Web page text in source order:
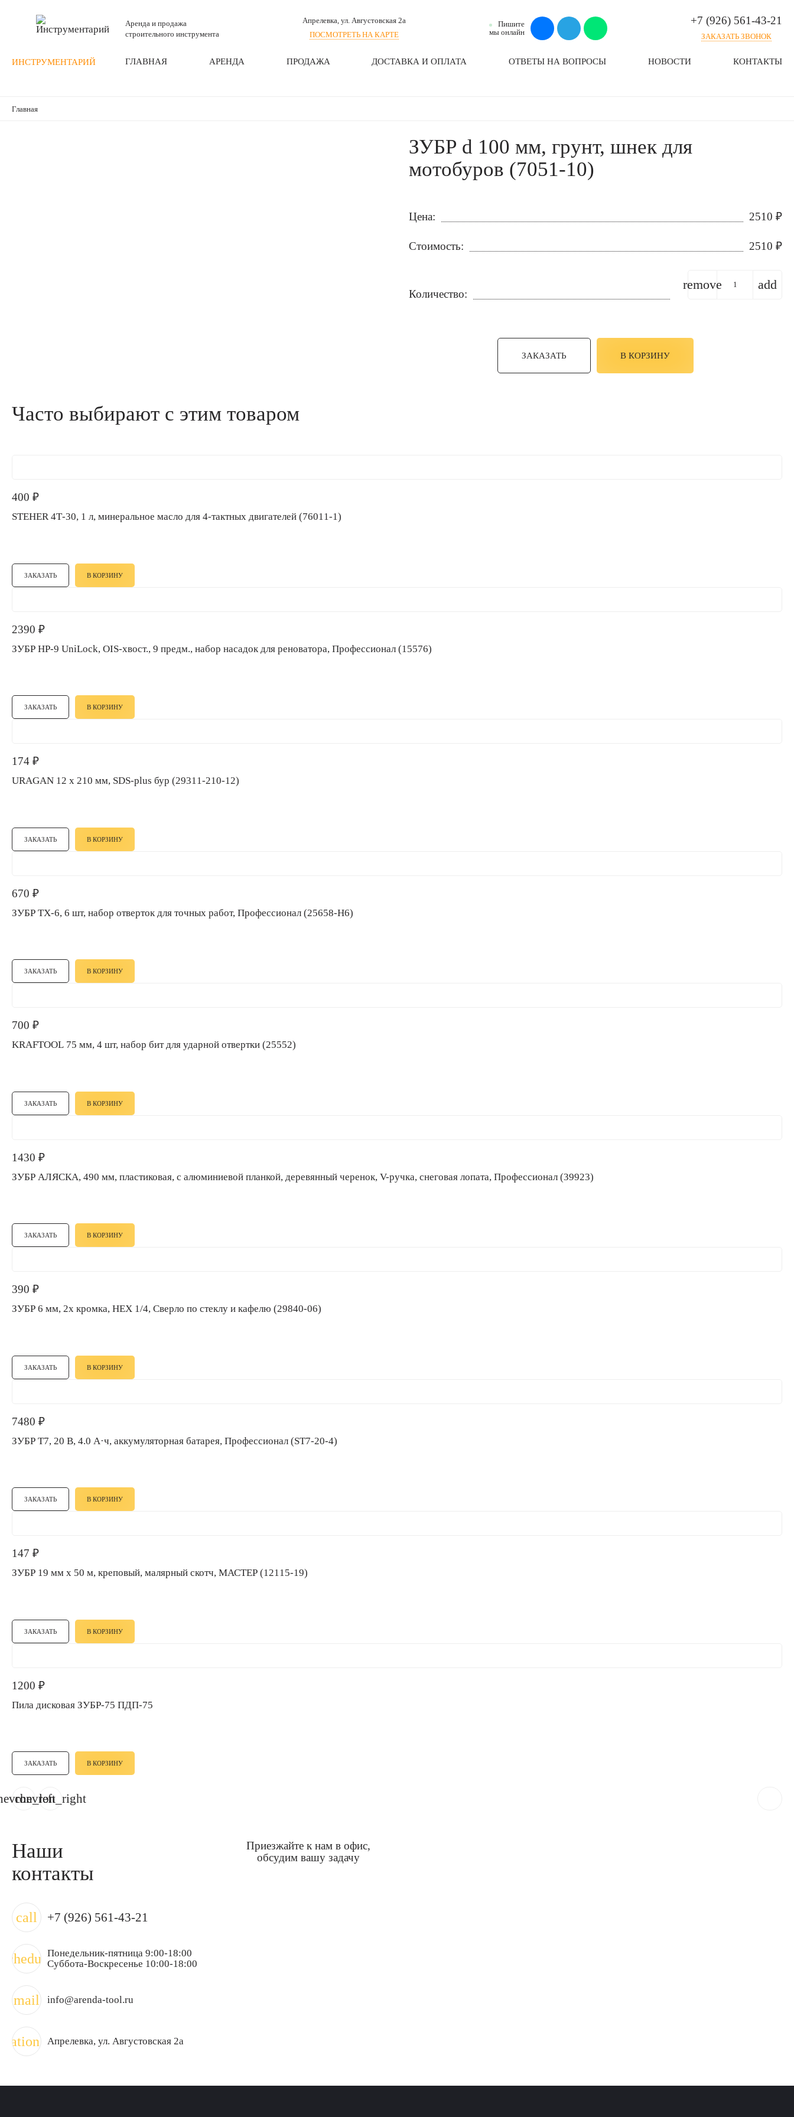
ИНСТРУМЕНТАРИЙ
Аренда и продажа
строительного инструмента
Апрелевка, ул. Августовская 2а
ПОСМОТРЕТЬ НА КАРТЕ
Пишите
мы онлайн
+7 (926) 561-43-21
ЗАКАЗАТЬ ЗВОНОК
ГЛАВНАЯ АРЕНДА ПРОДАЖА ДОСТАВКА И ОПЛАТА ОТВЕТЫ НА ВОПРОСЫ НОВОСТИ КОНТАКТЫ
Главная
ЗУБР d 100 мм, грунт, шнек для
мотобуров (7051-10)
Цена: 2510 ₽
Стоимость: 2510 ₽
Количество:
remove add
ЗАКАЗАТЬ В КОРЗИНУ
Часто выбирают с этим товаром
400 ₽
STEHER 4Т-30, 1 л, минеральное масло для 4-тактных двигателей (76011-1)
ЗАКАЗАТЬ В КОРЗИНУ
2390 ₽
ЗУБР НР-9 UniLock, OIS-хвост., 9 предм., набор насадок для реноватора, Профессионал (15576)
ЗАКАЗАТЬ В КОРЗИНУ
174 ₽
URAGAN 12 х 210 мм, SDS-plus бур (29311-210-12)
ЗАКАЗАТЬ В КОРЗИНУ
670 ₽
ЗУБР TX-6, 6 шт, набор отверток для точных работ, Профессионал (25658-H6)
ЗАКАЗАТЬ В КОРЗИНУ
700 ₽
KRAFTOOL 75 мм, 4 шт, набор бит для ударной отвертки (25552)
ЗАКАЗАТЬ В КОРЗИНУ
1430 ₽
ЗУБР АЛЯСКА, 490 мм, пластиковая, с алюминиевой планкой, деревянный черенок, V-ручка, снеговая лопата, Профессионал (39923)
ЗАКАЗАТЬ В КОРЗИНУ
390 ₽
ЗУБР 6 мм, 2х кромка, HEX 1/4, Сверло по стеклу и кафелю (29840-06)
ЗАКАЗАТЬ В КОРЗИНУ
7480 ₽
ЗУБР T7, 20 В, 4.0 А·ч, аккумуляторная батарея, Профессионал (ST7-20-4)
ЗАКАЗАТЬ В КОРЗИНУ
147 ₽
ЗУБР 19 мм х 50 м, креповый, малярный скотч, МАСТЕР (12115-19)
ЗАКАЗАТЬ В КОРЗИНУ
1200 ₽
Пила дисковая ЗУБР-75 ПДП-75
ЗАКАЗАТЬ В КОРЗИНУ
chevron_right
Наши
контакты
call +7 (926) 561-43-21
scheduleПонедельник-пятница 9:00-18:00
Суббота-Воскресенье 10:00-18:00
mail info@arenda-tool.ru
Апрелевка, ул. Августовская 2а
Приезжайте к нам в офис,
обсудим вашу задачу